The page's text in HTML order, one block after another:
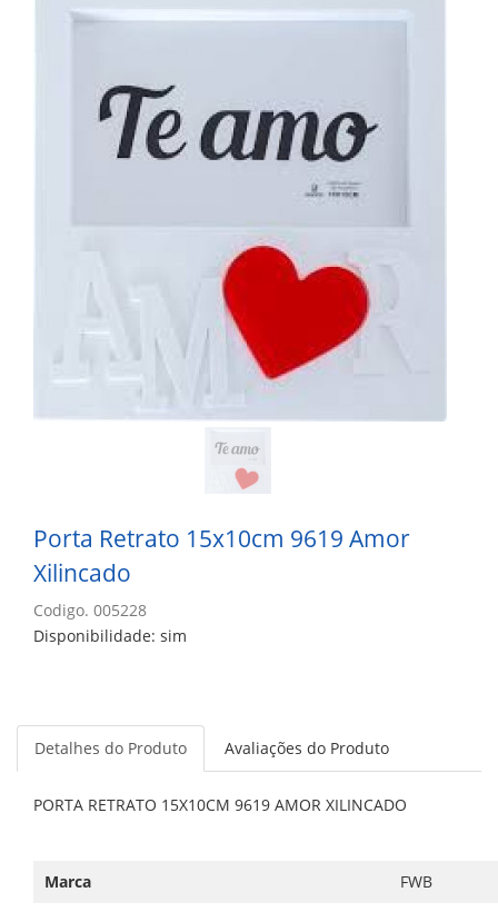
Porta Retrato 15x10cm 9619 Amor
Xilincado
Codigo. 005228
Disponibilidade: sim
Detalhes do Produto Avaliações do Produto
PORTA RETRATO 15X10CM 9619 AMOR XILINCADO
Marca
FWB